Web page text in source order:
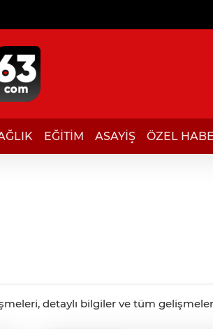
EĞİTİM ASAYİŞ ÖZEL
detaylı bilgiler ve tüm